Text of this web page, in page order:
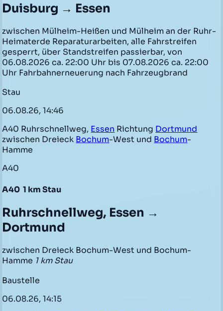
Duisburg → Essen
zwischen Mülheim-Heißen und Mülheim an der Ruhr-
Heimaterde Reparaturarbeiten, alle Fahrstreifen
gesperrt, über Standstreifen passierbar, von
06.08.2026 ca. 22:00 Uhr bis 07.08.2026 ca. 22:00
Uhr Fahrbahnerneuerung nach Fahrzeugbrand
Stau
06.08.26, 14:46
A40 Ruhrschnellweg, Essen Richtung Dortmund
zwischen Dreieck Bochum-West und Bochum-
Hamme
A40
A40 1 km Stau
Ruhrschnellweg, Essen →
Dortmund
zwischen Dreieck Bochum-West und Bochum-
Hamme 1 km Stau
Baustelle
06.08.26, 14:15